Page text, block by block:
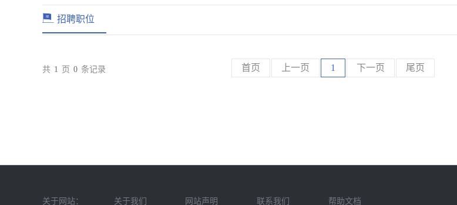
招聘职位
共 1 页 0 条记录 首页 上一页 1 下一页 尾页
关于网站： 关于我们 网站声明 联系我们 帮助文档